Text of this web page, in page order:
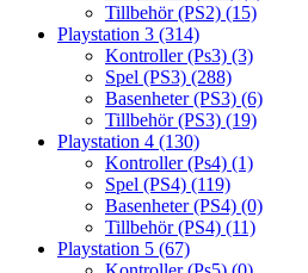
Tillbehör (PS2) (15)
Playstation 3 (314)
Kontroller (Ps3) (3)
Spel (PS3) (288)
Basenheter (PS3) (6)
Tillbehör (PS3) (19)
Playstation 4 (130)
Kontroller (Ps4) (1)
Spel (PS4) (119)
Basenheter (PS4) (0)
Tillbehör (PS4) (11)
Playstation 5 (67)